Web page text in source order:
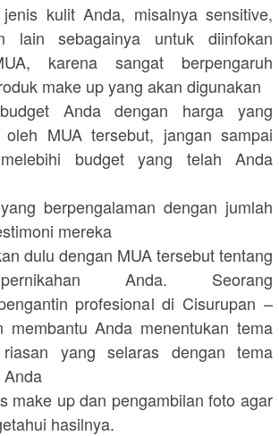
jenis kulit Anda, misalnya sensitive,
lain sebagainya untuk diinfokan
karena sangat berpengaruh
make up yang akan digunakan
Anda dengan harga yang
oleh MUA tersebut, jangan sampai
budget yang telah Anda
berpengalaman dengan jumlah
mereka
dulu dengan MUA tersebut tentang
Anda. Seorang
profesional di Cisurupan –
membantu Anda menentukan tema
yang selaras dengan tema
Anda
make up dan pengambilan foto agar
hasilnya.